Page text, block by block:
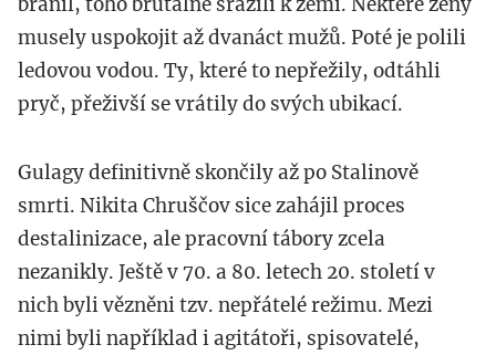
musely uspokojit až dvanáct mužů. Poté je polili
ledovou vodou. Ty, které to nepřežily, odtáhli
pryč, přeživší se vrátily do svých ubikací.
Gulagy definitivně skončily až po Stalinově
smrti. Nikita Chruščov sice zahájil proces
destalinizace, ale pracovní tábory zcela
nezanikly. Ještě v 70. a 80. letech 20. století v
nich byli vězněni tzv. nepřátelé režimu. Mezi
nimi byli například i agitátoři, spisovatelé,